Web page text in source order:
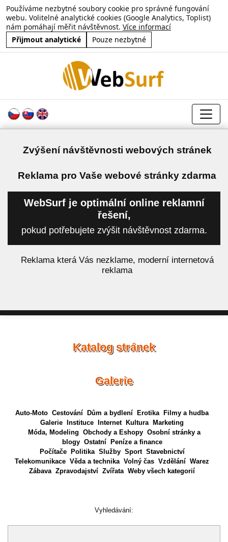
Používáme nezbytné soubory cookie pro správné fungování
webu. Volitelné analytické cookies (Google Analytics, Toplist)
nám pomáhají měřit návštěvnost. Více informací
Přijmout analytické
Pouze nezbytné
Zvýšení návštěvnosti webových stránek
Reklama pro Vaše webové stránky zdarma
WebSurf je optimální online reklamní
řešení,
pokud potřebujete zvýšit návštěvnost zdarma.
Reklama která Vás nezklame, moderní internetová
reklama
Katalog stránek
Galerie
Auto-Moto Cestování Dům a bydlení Erotika
Filmy a hudba
Galerie
Instituce Internet Kultura
Marketing
Móda, Modeling Obchody a Eshopy Osobní stránky a
blogy Ostatní
Peníze a finance
Počítače
Politika Služby Sport Stavebnictví
Telekomunikace Věda a technika Volný čas Vzdělání Warez
Zábava Zpravodajství Zvířata Weby všech kategorií
Vyhledávání: